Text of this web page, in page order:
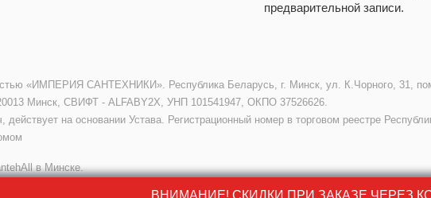
ВНИМАНИЕ! СКИДКИ ПРИ ЗАКАЗЕ ЧЕРЕЗ
предварительной записи.
«ИМПЕРИЯ САНТЕХНИКИ». Республика Беларусь, г. Минск, ул. К.Чорного, 31,
Минск, СВИФТ - ALFABY2X, УНП 101541947, ОКПО 37526626.
на основании Устава. Регистрационный номер в торговом реестре
в Минске.
ВНИМАНИЕ! СКИДКИ ПРИ ЗАКАЗЕ ЧЕРЕЗ